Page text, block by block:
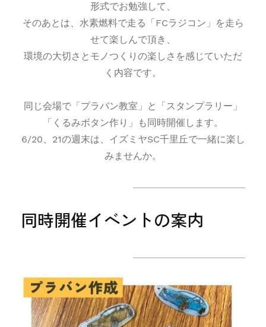
形式でお勉強して、
そのあとは、水素燃料で走る「FCラジコン」を走ら
せて楽しんで頂き、
環境の大切さとモノつくりの楽しさを感じていただ
く内容です。
同じ会場で 「プラバン教室」
と「スタンプラリー」
「くるみボタン作り」も同時開催します。
6/20、21の週末は、イズミヤSC千里丘で一緒に楽し
みませんか。
同時開催イベントの案内